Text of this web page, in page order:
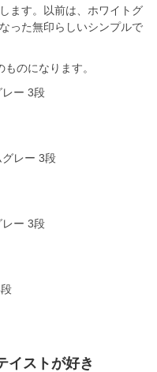
ます。以前は、ホワイトグ
った無印らしいシンプルで
のになります。
レー 3段
レー 3段
レー 3段
イストが好き